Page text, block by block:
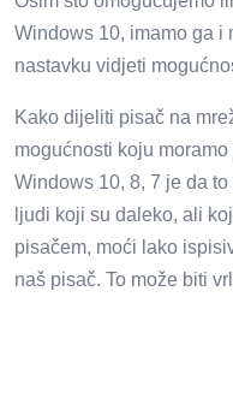
Windows 10, imamo ga i
nastavku vidjeti
Kako dijeliti pisač na
mogućnosti koju
Windows 10, 8, 7 je da
ljudi koji su daleko, ali
pisačem, moći lako
naš pisač. To može biti